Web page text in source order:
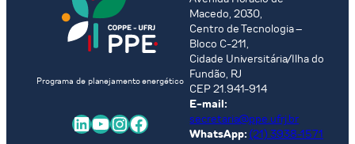
Programa de planejamento energético
LinkedIn Youtube InstagramFacebook
Macedo, 2030,
Centro de Tecnologia –
Bloco C-211,
Cidade Universitária/Ilha do
Fundão, RJ
CEP 21.941-914
E-mail:
secretaria@ppe.ufrj.br
WhatsApp: (21) 3938-1571